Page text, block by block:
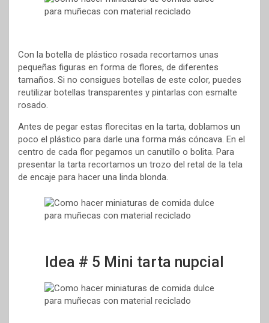
Con la botella de plástico rosada recortamos unas
pequeñas figuras en forma de flores, de diferentes
tamaños. Si no consigues botellas de este color, puedes
reutilizar botellas transparentes y pintarlas con esmalte
rosado.
Antes de pegar estas florecitas en la tarta, doblamos un
poco el plástico para darle una forma más cóncava. En el
centro de cada flor pegamos un canutillo o bolita. Para
presentar la tarta recortamos un trozo del retal de la tela
de encaje para hacer una linda blonda.
Idea # 5 Mini tarta nupcial